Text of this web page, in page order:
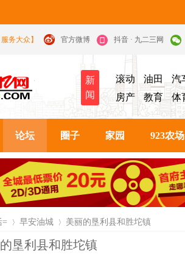
务大众】 官方微博 抖音 · 九二三网
新
闻
滚动 油田
汽
房产
教育 体
论坛 圈子 家园 923农场
= 早安油城 美丽的垦利县和胜坨镇
垦利县和胜坨镇